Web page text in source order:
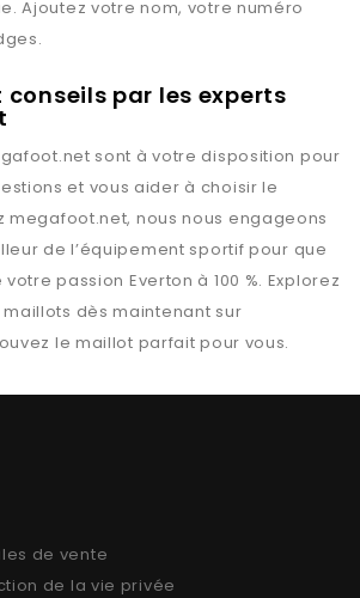
Ajoutez votre nom, votre numéro
par les experts
sont à votre disposition pour
et vous aider à choisir le
megafoot.net, nous nous engageons
de l’équipement sportif pour que
votre passion Everton à 100 %. Explorez
dès maintenant sur
le maillot parfait pour vous.
de vente
de la vie privée